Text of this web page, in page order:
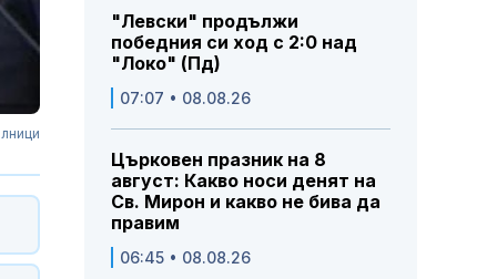
"Левски" продължи
победния си ход с 2:0 над
"Локо" (Пд)
07:07 • 08.08.26
Църковен празник на 8
август: Какво носи денят на
Св. Мирон и какво не бива да
правим
06:45 • 08.08.26